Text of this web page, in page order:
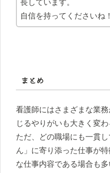
長しています。
自信を持ってくださいね！
まとめ
看護師にはさまざまな業
じるやりがいも大きく変
ただ、どの職場にも一貫
ん」に寄り添った仕事が
な仕事内容である場合も